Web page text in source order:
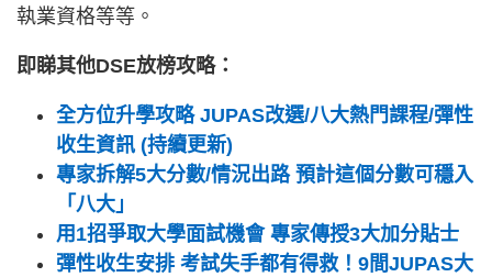
執業資格等等。
即睇其他DSE放榜攻略：
全方位升學攻略 JUPAS改選/八大熱門課程/彈性
收生資訊 (持續更新)
專家拆解5大分數/情況出路 預計這個分數可穩入
「八大」
用1招爭取大學面試機會 專家傳授3大加分貼士
彈性收生安排 考試失手都有得救！9間JUPAS大